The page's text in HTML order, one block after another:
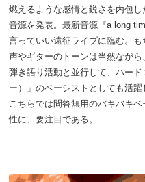
燃えるような感情と鋭さを内包
音源を発表。最新音源『a long
言っていい遠征ライブに臨む。
声やギターのトーンは当然ながら
弾き語り活動と並行して、ハー
ー）」のベーシストとしても活躍
こちらでは問答無用のバキバキ
性に、要注目である。